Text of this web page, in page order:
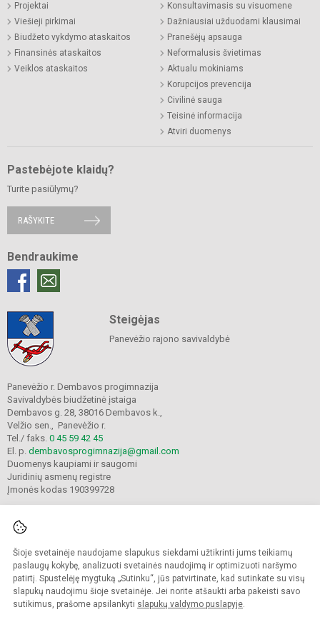
Šioje svetainėje naudojame slapukus siekdami užtikrinti jums teikiamų
paslaugų kokybę, analizuoti svetainės naudojimą ir optimizuoti naršymo
patirtį. Spustelėję mygtuką „Sutinku“, jūs patvirtinate, kad sutinkate su visų
slapukų naudojimu šioje svetainėje. Jei norite atšaukti arba pakeisti savo
sutikimus, prašome apsilankyti slapukų valdymo puslapyje.
Projektai
Viešieji pirkimai
Biudžeto vykdymo ataskaitos
Finansinės ataskaitos
Veiklos ataskaitos
Konsultavimasis su visuomene
Dažniausiai užduodami klausimai
Pranešėjų apsauga
Neformalusis švietimas
Aktualu mokiniams
Korupcijos prevencija
Civilinė sauga
Teisinė informacija
Atviri duomenys
Pastebėjote klaidų?
Turite pasiūlymų?
RAŠYKITE
Bendraukime
Steigėjas
Panevėžio rajono savivaldybė
Panevėžio r. Dembavos progimnazija
Savivaldybės biudžetinė įstaiga
Dembavos g. 28, 38016 Dembavos k.,
Velžio sen., Panevėžio r.
Tel./ faks. 0 45 59 42 45
El. p. dembavosprogimnazija@gmail.com
Duomenys kaupiami ir saugomi
Juridinių asmenų registre
Įmonės kodas 190399728
© 2021. Panevėžio r. Dembavos progimnazija. Visos teisės saugomos.
Kopijuoti turinį be raštiško progimnazijos sutikimo griežtai draudžiama.
Prieinamumo paraiška Slapukų valdymas
Sumanus būdas atnaujinti